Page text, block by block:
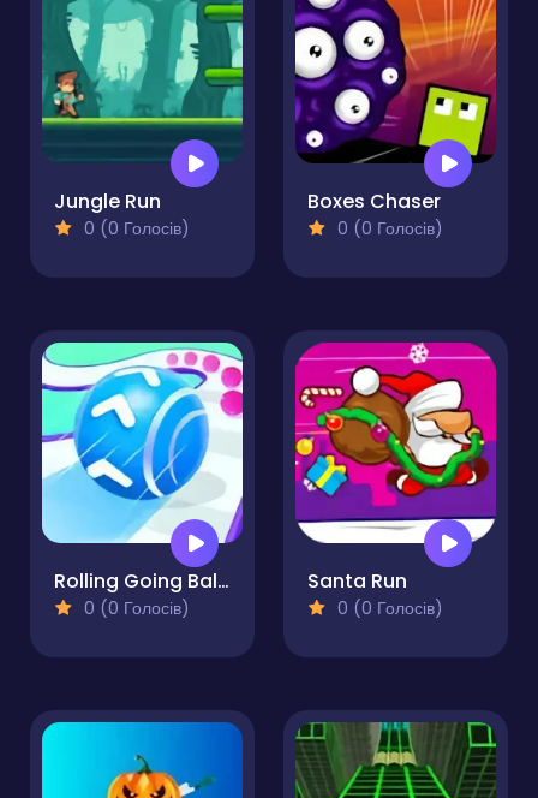
Jungle Run
0 (0 Голосів)
Boxes Chaser
0 (0 Голосів)
Rolling Going Balls
0 (0 Голосів)
Santa Run
0 (0 Голосів)